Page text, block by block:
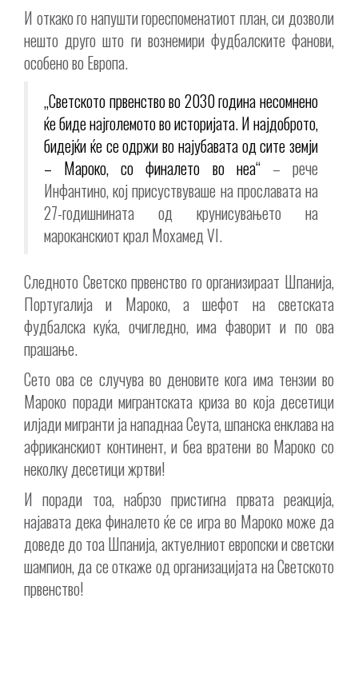
И откако го напушти гореспоменатиот план, си дозволи
нешто друго што ги вознемири фудбалските фанови,
особено во Европа.
„Светското првенство во 2030 година несомнено
ќе биде најголемото во историјата. И најдоброто,
бидејќи ќе се одржи во најубавата од сите земји
– Мароко, со финалето во неа“– рече
Инфантино, кој присуствуваше на прославата на
27-годишнината од крунисувањето на
мароканскиот крал Мохамед VI.
Следното Светско првенство го организираат Шпанија,
Португалија и Мароко, а шефот на светската
фудбалска куќа, очигледно, има фаворит и по ова
прашање.
Сето ова се случува во деновите кога има тензии во
Мароко поради мигрантската криза во која десетици
илјади мигранти ја нападнаа Сеута, шпанска енклава на
африканскиот континент, и беа вратени во Мароко со
неколку десетици жртви!
И поради тоа, набрзо пристигна првата реакција,
најавата дека финалето ќе се игра во Мароко може да
доведе до тоа Шпанија, актуелниот европски и светски
шампион, да се откаже од организацијата на Светското
првенство!